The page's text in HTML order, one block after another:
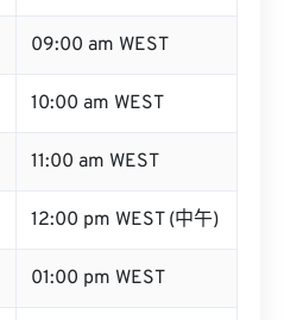
09:00 am WEST
10:00 am WEST
11:00 am WEST
12:00 pm WEST (中午)
01:00 pm WEST